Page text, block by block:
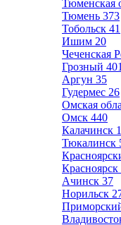
Тюменская
Тюмень 373
Тобольск 41
Ишим 20
Чеченская
Грозный 401
Аргун 35
Гудермес 26
Омская
Омск 440
Калачинск
Тюкалинск
Красноярск
Ачинск 37
Норильск